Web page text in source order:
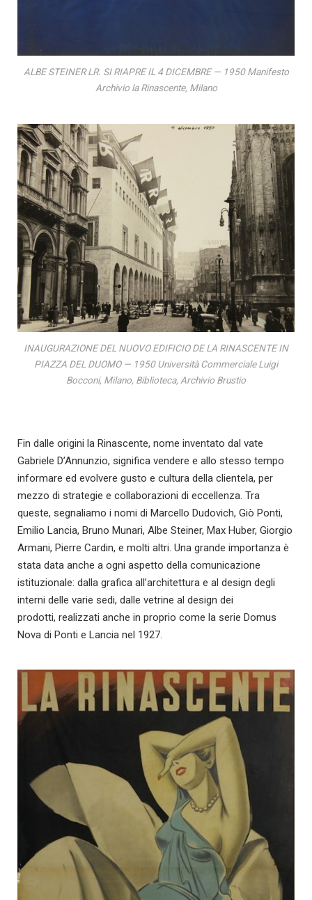
ALBE STEINER LR. SI RIAPRE IL 4 DICEMBRE — 1950 Manifesto
Archivio la Rinascente, Milano
INAUGURAZIONE DEL NUOVO EDIFICIO DE LA RINASCENTE IN
PIAZZA DEL DUOMO — 1950 Università Commerciale Luigi
Bocconi, Milano, Biblioteca, Archivio Brustio
Fin dalle origini la Rinascente, nome inventato dal vate
Gabriele D’Annunzio, significa vendere e allo stesso tempo
informare ed evolvere gusto e cultura della clientela, per
mezzo di strategie e collaborazioni di eccellenza. Tra
queste, segnaliamo i nomi di Marcello Dudovich, Giò Ponti,
Emilio Lancia, Bruno Munari, Albe Steiner, Max Huber, Giorgio
Armani, Pierre Cardin, e molti altri. Una grande importanza è
stata data anche a ogni aspetto della comunicazione
istituzionale: dalla grafica all’architettura e al design degli
interni delle varie sedi, dalle vetrine al design dei
prodotti, realizzati anche in proprio come la serie Domus
Nova di Ponti e Lancia nel 1927.